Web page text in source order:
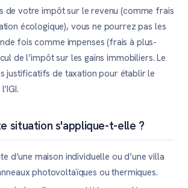
de votre impôt sur le revenu (comme frais
écologique), vous ne pourrez pas les
fois comme impenses (frais à plus-
de l’impôt sur les gains immobiliers. Le
justificatifs de taxation pour établir le
situation s'applique-t-elle ?
d’une maison individuelle ou d’une villa
photovoltaïques ou thermiques.